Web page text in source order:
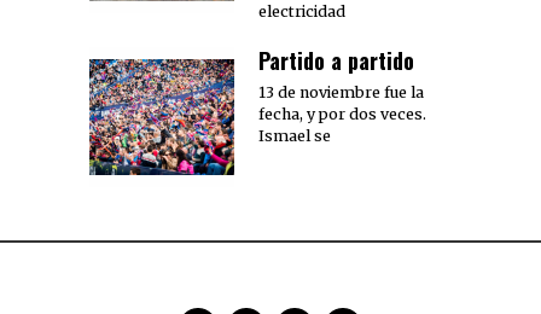
electricidad
Partido a partido
13 de noviembre fue la
fecha, y por dos veces.
Ismael se